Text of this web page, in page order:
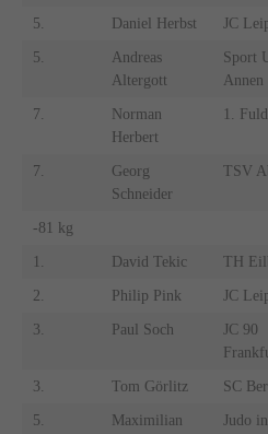
5. Daniel Herbst JC
5.
Andreas
Altergott
Sport
Annen
7.
Norman
Herbert
1.
7.
Georg
Schneider
TSV
-81 kg
1. David Tekic TH
2. Philip Pink JC
3. Paul Soch
JC 90
3. Tom Görlitz SC
5.
Maximilian
Judo